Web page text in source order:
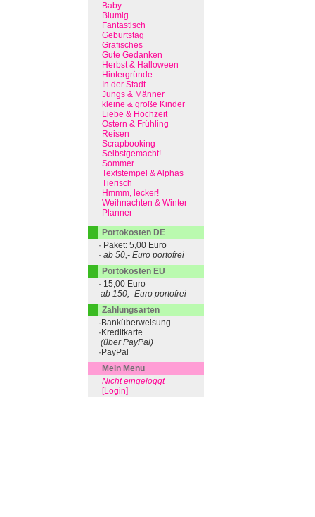
Baby
Blumig
Fantastisch
Geburtstag
Grafisches
Gute Gedanken
Herbst & Halloween
Hintergründe
In der Stadt
Jungs & Männer
kleine & große Kinder
Liebe & Hochzeit
Ostern & Frühling
Reisen
Scrapbooking
Selbstgemacht!
Sommer
Textstempel & Alphas
Tierisch
Hmmm, lecker!
Weihnachten & Winter
Planner
Portokosten DE
· Paket: 5,00 Euro
· ab 50,- Euro portofrei
Portokosten EU
· 15,00 Euro
ab 150,- Euro portofrei
Zahlungsarten
·Banküberweisung
·Kreditkarte
(über PayPal)
·PayPal
Mein Menu
Nicht eingeloggt
[Login]